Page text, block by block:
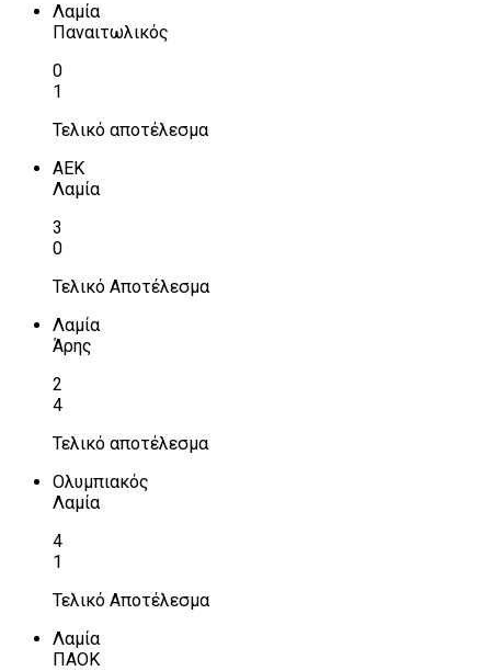
Λαμία
Παναιτωλικός
0
1
Τελικό αποτέλεσμα
ΑΕΚ
Λαμία
3
0
Τελικό Αποτέλεσμα
Λαμία
Άρης
2
4
Τελικό αποτέλεσμα
Ολυμπιακός
Λαμία
4
1
Τελικό Αποτέλεσμα
Λαμία
ΠΑΟΚ